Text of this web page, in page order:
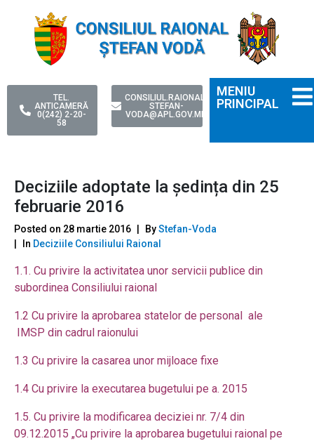
TEL.
ANTICAMERĂ
0(242) 2-20-
58
CONSILIUL.RAIONAL-
STEFAN-
VODA@APL.GOV.MD
MENIU
PRINCIPAL
Deciziile adoptate la ședința din 25
februarie 2016
Posted on 28 martie 2016 ByStefan-Voda
In Deciziile Consiliului Raional
1.1. Cu privire la activitatea unor servicii publice din
subordinea Consiliului raional
1.2 Cu privire la aprobarea statelor de personal ale
IMSP din cadrul raionului
1.3 Cu privire la casarea unor mijloace fixe
1.4 Cu privire la executarea bugetului pe a. 2015
1.5. Cu privire la modificarea deciziei nr. 7/4 din
09.12.2015 „Cu privire la aprobarea bugetului raional pe